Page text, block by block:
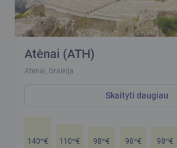
Atėnai (ATH)
Atėnai, Graikija
Skaityti daugiau
14099€ 11099€ 9899€ 9899€ 9899€